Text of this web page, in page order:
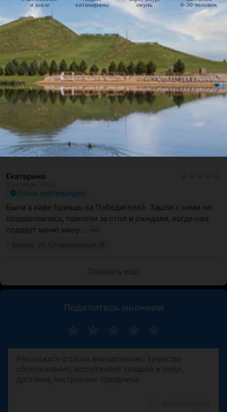
Отзыв подтвержден
В марте была попала в Brioche (на пр-те Победителей)
по чистой случайности. Брала там кофе. Не думала, что
останусь, но ...
Минск, ул. Сторожевская, 6
Аноним
28 декабря 2020
Отзыв подтвержден
4 дня подряд заезжаю с 2-4 дня и нет ни багета, ни
хлеба- я что в хлебной могу хлеб купить только в 7 утра
,раньше таког...
Минск, ул. Сторожевская, 6
Екатерина
Отзыв подтвержден
Были в кафе Бриошь на Победителей. Зашли с нами не
поздоровались, присели за стол и ожидали, когда нам
подадут меню мину...
Показать ещё
Поделитесь мнением